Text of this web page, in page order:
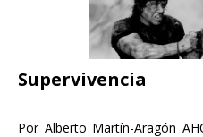
Supervivencia
Por Alberto Martín-Aragón